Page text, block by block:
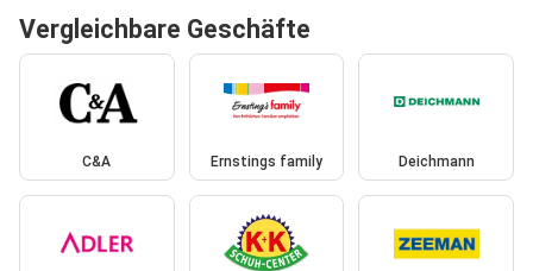
Vergleichbare Geschäfte
C&A Ernstings family Deichmann